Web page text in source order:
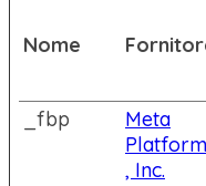
Nome
_fbp
Meta
, Inc.